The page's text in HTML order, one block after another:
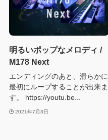
明るいポップなメロディ /
M178 Next
エンディングのあと、滑らかに
最初にループすることが出来ま
す。 https://youtu.be...
2021年7月3日